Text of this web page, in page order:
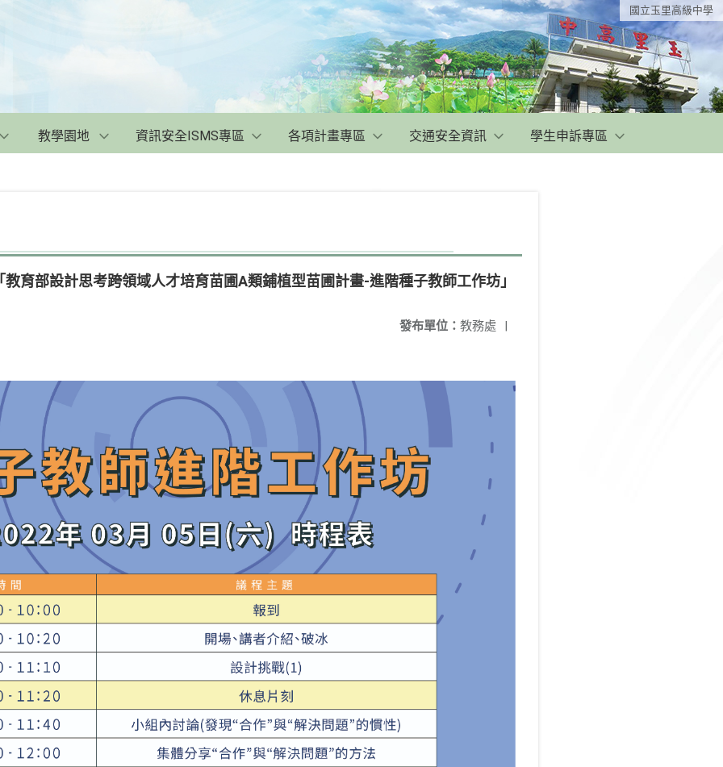
國立玉里高級中學
教學園地 資訊安全ISMS專區 各項計畫專區 交通安全資訊 學生申訴專區
育部設計思考跨領域人才培育苗圃A類鋪植型苗圃計畫-進階種子教師工作坊」
發布單位： 教務處 |